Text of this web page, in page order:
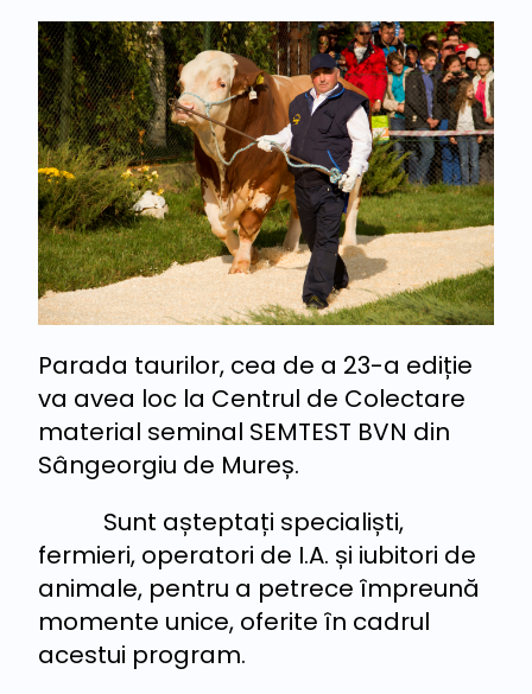
Parada taurilor, cea de a 23-a ediție
va avea loc la Centrul de Colectare
material seminal SEMTEST BVN din
Sângeorgiu de Mureș.
Sunt așteptați specialiști,
fermieri, operatori de I.A. și iubitori de
animale, pentru a petrece împreună
momente unice, oferite în cadrul
acestui program.